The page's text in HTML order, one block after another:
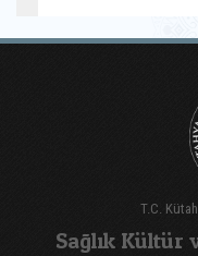
T.C.
Sağlık Kültür